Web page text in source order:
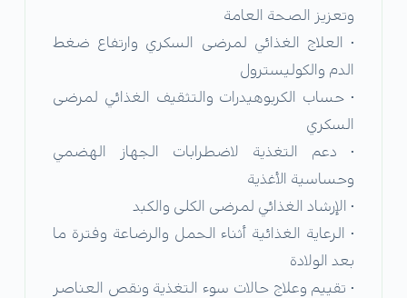
وتعزيز الصحة العامة
• العلاج الغذائي لمرضى السكري وارتفاع ضغط
الدم والكوليسترول
• حساب الكربوهيدرات والتثقيف الغذائي لمرضى
السكري
• دعم التغذية لاضطرابات الجهاز الهضمي
وحساسية الأغذية
• الإرشاد الغذائي لمرضى الكلى والكبد
• الرعاية الغذائية أثناء الحمل والرضاعة وفترة ما
بعد الولادة
• تقييم وعلاج حالات سوء التغذية ونقص العناصر